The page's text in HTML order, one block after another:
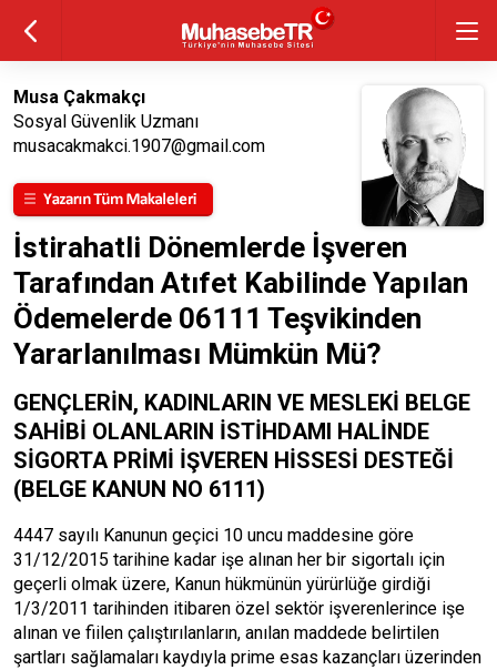
Musa Çakmakçı
Sosyal Güvenlik Uzmanı
musacakmakci.1907@gmail.com
İstirahatli Dönemlerde İşveren
Tarafından Atıfet Kabilinde Yapılan
Ödemelerde 06111 Teşvikinden
Yararlanılması Mümkün Mü?
GENÇLERİN, KADINLARIN VE MESLEKİ BELGE
SAHİBİ OLANLARIN İSTİHDAMI HALİNDE
SİGORTA PRİMİ İŞVEREN HİSSESİ DESTEĞİ
(BELGE KANUN NO 6111)
4447 sayılı Kanunun geçici 10 uncu maddesine göre
31/12/2015 tarihine kadar işe alınan her bir sigortalı için
geçerli olmak üzere, Kanun hükmünün yürürlüğe girdiği
1/3/2011 tarihinden itibaren özel sektör işverenlerince işe
alınan ve fiilen çalıştırılanların, anılan maddede belirtilen
şartları sağlamaları kaydıyla prime esas kazançları üzerinden